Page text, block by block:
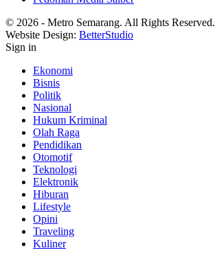
© 2026 - Metro Semarang. All Rights Reserved.
Website Design: BetterStudio
Sign in
Ekonomi
Bisnis
Politik
Nasional
Hukum Kriminal
Olah Raga
Pendidikan
Otomotif
Teknologi
Elektronik
Hiburan
Lifestyle
Opini
Traveling
Kuliner